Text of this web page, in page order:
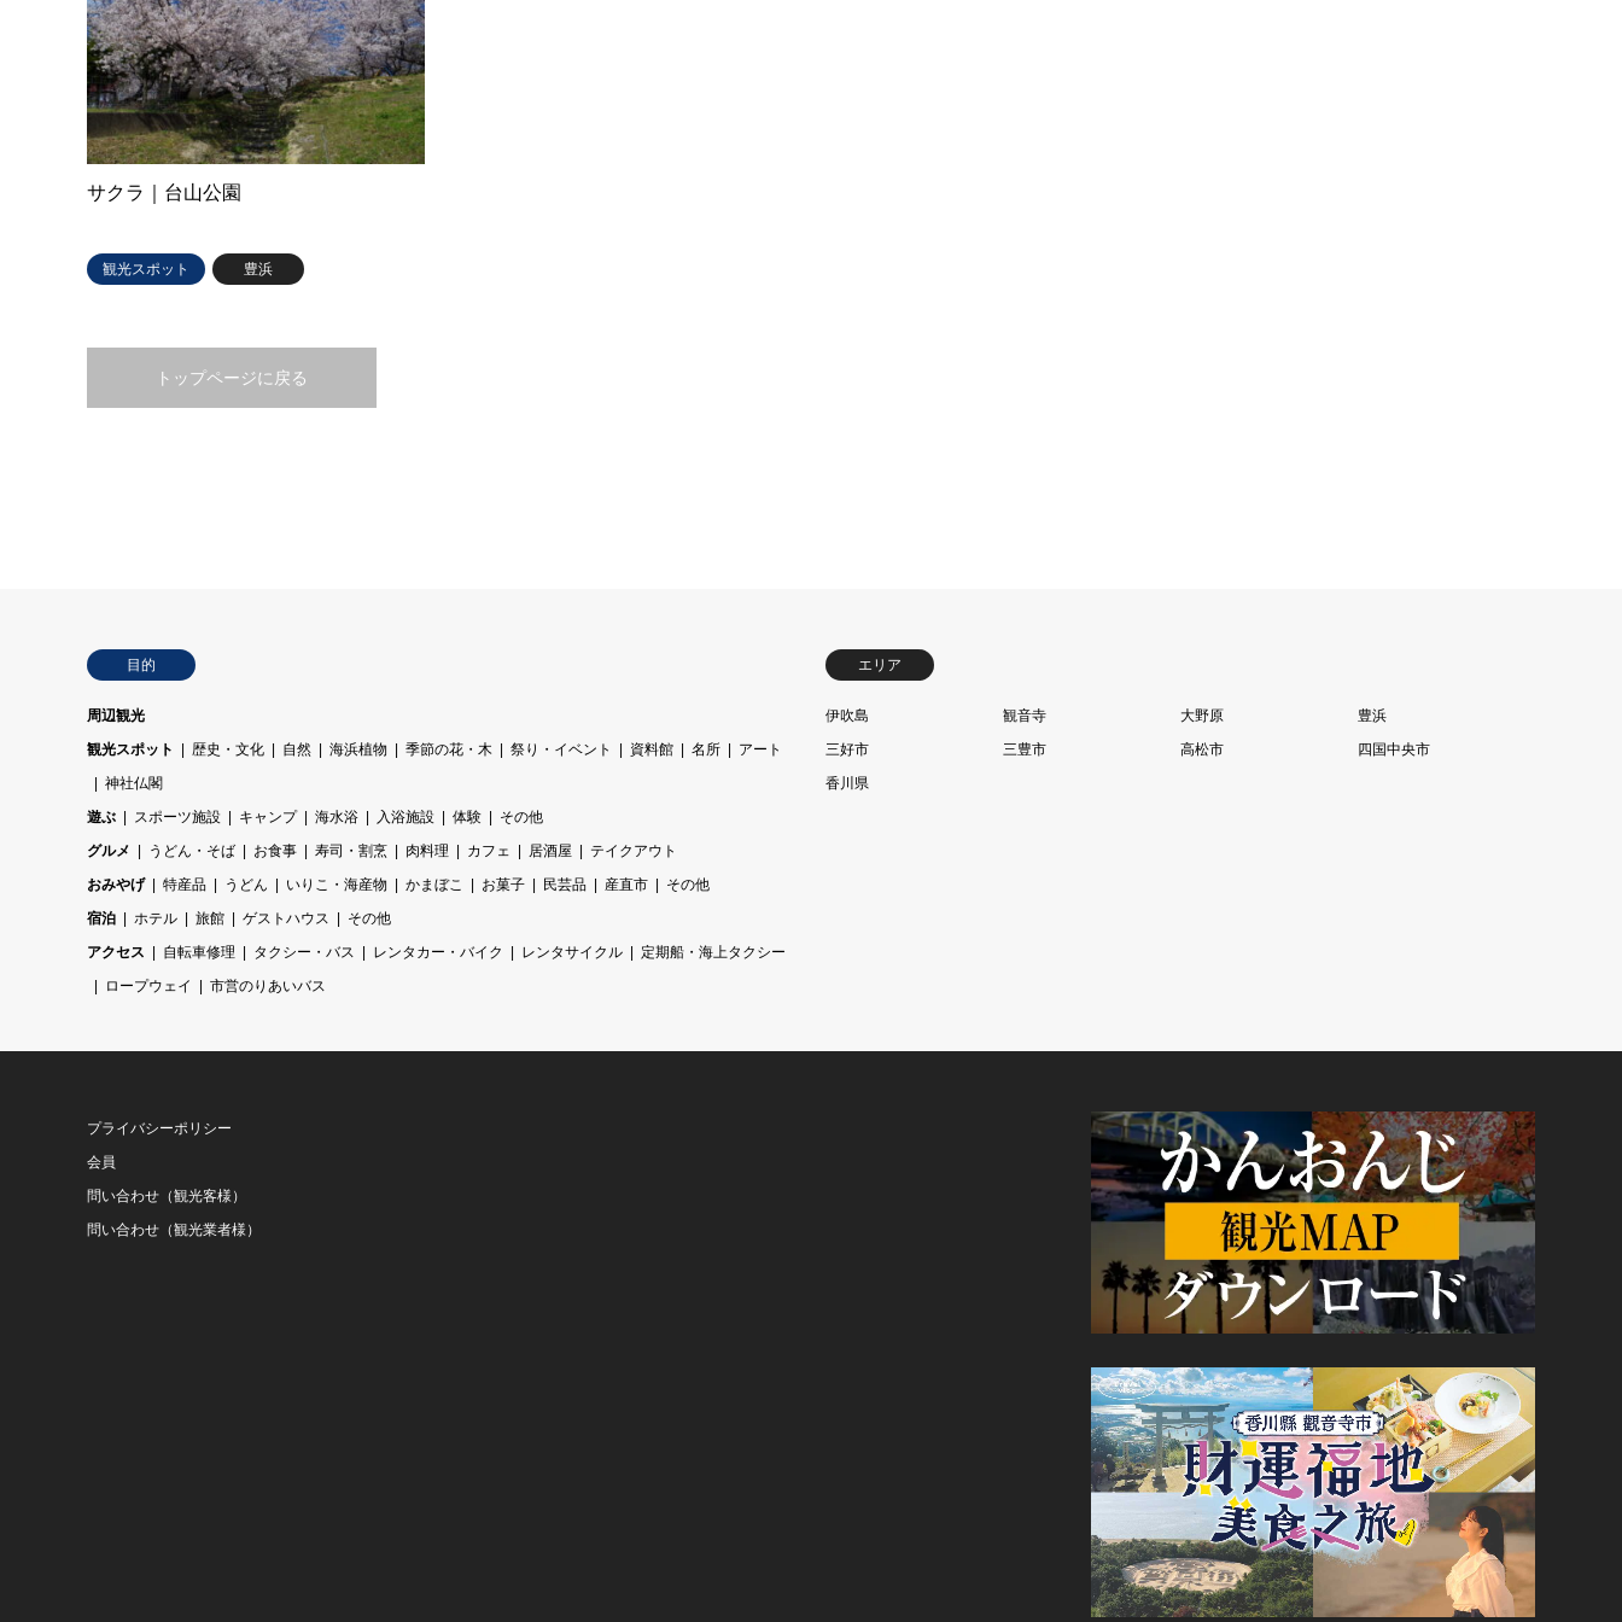
サクラ｜台山公園
観光スポット 豊浜
トップページに戻る
目的
周辺観光
観光スポット
歴史・文化 自然 海浜植物 季節の花・木 祭り・イベント 資料館 名所
アート
神社仏閣
遊ぶ
スポーツ施設 キャンプ 海水浴 入浴施設 体験
その他
グルメ
うどん・そば お食事 寿司・割烹 肉料理 カフェ 居酒屋
テイクアウト
おみやげ
特産品 うどん いりこ・海産物 かまぼこ お菓子 民芸品 産直市
その他
宿泊
ホテル 旅館 ゲストハウス
その他
アクセス
自転車修理 タクシー・バス レンタカー・バイク レンタサイクル
定期船・海上タクシー
ロープウェイ
市営のりあいバス
エリア
伊吹島 観音寺 大野原
豊浜
三好市
三豊市 高松市
四国中央市
香川県
プライバシーポリシー
会員
問い合わせ（観光客様）
問い合わせ（観光業者様）